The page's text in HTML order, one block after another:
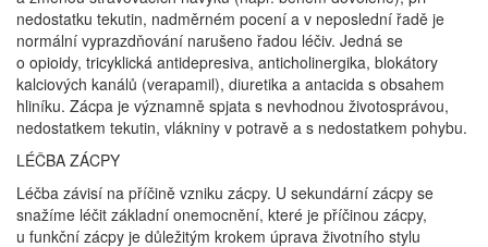
nedostatku tekutin, nadměrném pocení a v neposlední řadě je
normální vyprazdňování narušeno řadou léčiv. Jedná se
o opioidy, tricyklická antidepresiva, anticholinergika, blokátory
kalciových kanálů (verapamil), diuretika a antacida s obsahem
hliníku. Zácpa je významně spjata s nevhodnou životosprávou,
nedostatkem tekutin, vlákniny v potravě a s nedostatkem pohybu.
LÉČBA ZÁCPY
Léčba závisí na příčině vzniku zácpy. U sekundární zácpy se
snažíme léčit základní onemocnění, které je příčinou zácpy,
u funkční zácpy je důležitým krokem úprava životního stylu